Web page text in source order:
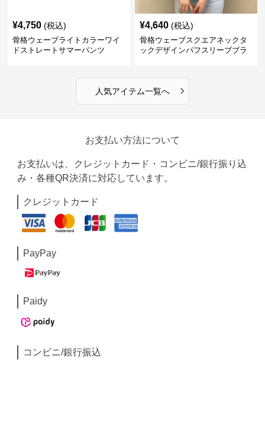
¥4,750 (税込)
骨格ウェーブライトカラーワイ
ドストレートサマーパンツ
¥4,640 (税込)
骨格ウェーブスクエアネックタ
ックデザインパフスリーブブラ
人気アイテム一覧へ ›
お支払い方法について
お支払いは、クレジットカード・コンビニ/銀行振り込
み・各種QR決済に対応しています。
クレジットカード
PayPay
Paidy
コンビニ/銀行振込